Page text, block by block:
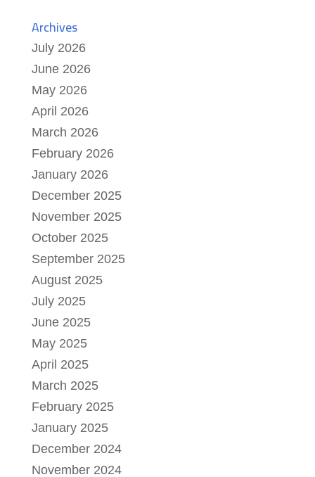
Archives
July 2026
June 2026
May 2026
April 2026
March 2026
February 2026
January 2026
December 2025
November 2025
October 2025
September 2025
August 2025
July 2025
June 2025
May 2025
April 2025
March 2025
February 2025
January 2025
December 2024
November 2024